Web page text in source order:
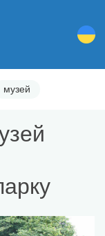
музей